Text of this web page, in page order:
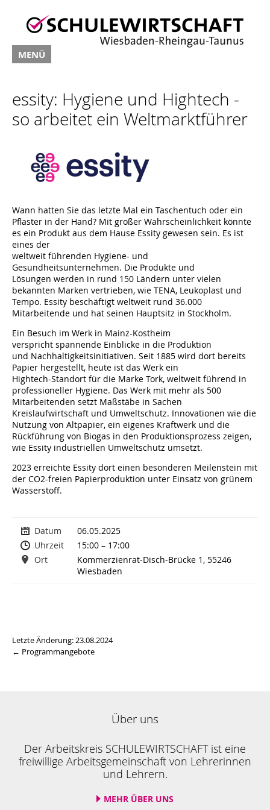
MENÜ
essity: Hygiene und Hightech -
so arbeitet ein Weltmarktführer
Wann hatten Sie das letzte Mal ein Taschentuch oder ein
Pflaster in der Hand? Mit großer Wahrscheinlichkeit könnte
es ein Produkt aus dem Hause Essity gewesen sein. Es ist
eines der
weltweit führenden Hygiene- und
Gesundheitsunternehmen. Die Produkte und
Lösungen werden in rund 150 Ländern unter vielen
bekannten Marken vertrieben, wie TENA, Leukoplast und
Tempo. Essity beschäftigt weltweit rund 36.000
Mitarbeitende und hat seinen Hauptsitz in Stockholm.
Ein Besuch im Werk in Mainz-Kostheim
verspricht spannende Einblicke in die Produktion
und Nachhaltigkeitsinitiativen. Seit 1885 wird dort bereits
Papier hergestellt, heute ist das Werk ein
Hightech-Standort für die Marke Tork, weltweit führend in
professioneller Hygiene. Das Werk mit mehr als 500
Mitarbeitenden setzt Maßstäbe in Sachen
Kreislaufwirtschaft und Umweltschutz. Innovationen wie die
Nutzung von Altpapier, ein eigenes Kraftwerk und die
Rückführung von Biogas in den Produktionsprozess zeigen,
wie Essity industriellen Umweltschutz umsetzt.
2023 erreichte Essity dort einen besonderen Meilenstein mit
der CO2-freien Papierproduktion unter Einsatz von grünem
Wasserstoff.
Datum
06.05.2025
Uhrzeit
15:00 – 17:00
Ort
Kommerzienrat-Disch-Brücke 1, 55246
Wiesbaden
Letzte Änderung: 23.08.2024
← Programmangebote
Über uns
Der Arbeitskreis SCHULEWIRTSCHAFT ist eine
freiwillige Arbeitsgemeinschaft von Lehrerinnen
und Lehrern.
MEHR ÜBER UNS